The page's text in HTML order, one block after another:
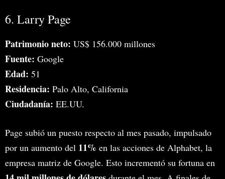
6. Larry Page
Patrimonio neto: US$ 156.000 millones
Fuente: Google
Edad: 51
Residencia: Palo Alto, California
Ciudadanía: EE.UU.
Page subió un puesto respecto al mes pasado, impulsado
por un aumento del 11% en las acciones de Alphabet, la
empresa matriz de Google. Esto incrementó su fortuna en